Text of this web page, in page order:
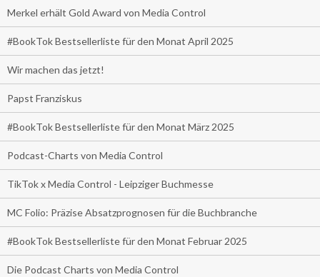
Merkel erhält Gold Award von Media Control
#BookTok Bestsellerliste für den Monat April 2025
Wir machen das jetzt!
Papst Franziskus
#BookTok Bestsellerliste für den Monat März 2025
Podcast-Charts von Media Control
TikTok x Media Control - Leipziger Buchmesse
MC Folio: Präzise Absatzprognosen für die Buchbranche
#BookTok Bestsellerliste für den Monat Februar 2025
Die Podcast Charts von Media Control